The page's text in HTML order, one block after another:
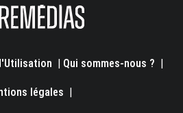
| Qui sommes-nous ? |
légales |